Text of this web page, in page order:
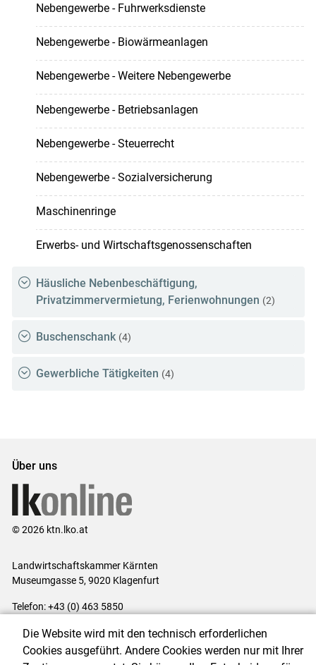
Nebengewerbe - Fuhrwerksdienste
Nebengewerbe - Biowärmeanlagen
Nebengewerbe - Weitere Nebengewerbe
Nebengewerbe - Betriebsanlagen
Nebengewerbe - Steuerrecht
Nebengewerbe - Sozialversicherung
Maschinenringe
Erwerbs- und Wirtschaftsgenossenschaften
Häusliche Nebenbeschäftigung,
Privatzimmervermietung, Ferienwohnungen (2)
Buschenschank (4)
Gewerbliche Tätigkeiten (4)
Über uns
© 2026 ktn.lko.at
Landwirtschaftskammer Kärnten
Museumgasse 5, 9020 Klagenfurt
Telefon: +43 (0) 463 5850
Impressum|Kontakt|Datenschutzerklärung|Barrierefreiheit|
Cookie-Einstellungen
Die Website wird mit den technisch erforderlichen
Cookies ausgeführt. Andere Cookies werden nur mit Ihrer